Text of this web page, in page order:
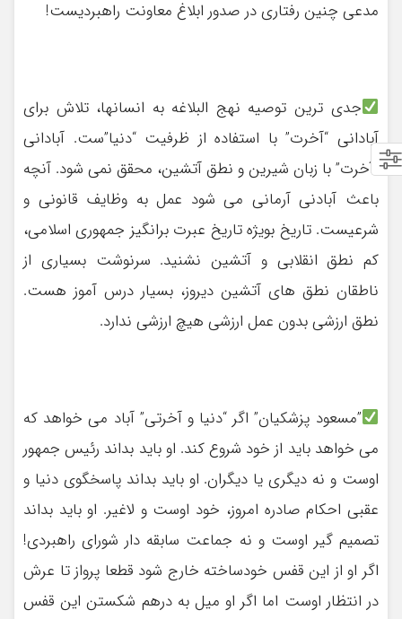
مدعی چنین رفتاری در صدور ابلاغ معاونت راهبردیست!
جدی ترین توصیه نهج البلاغه به انسانها، تلاش برای
آبادانی “آخرت” با استفاده از ظرفیت “دنیا”ست. آبادانی
“آخرت” با زبان شیرین و نطق آتشین، محقق نمی شود. آنچه
باعث آبادنی آرمانی می شود عمل به وظایف قانونی و
شرعیست. تاریخ بویژه تاریخ عبرت برانگیز جمهوری اسلامی،
کم نطق انقلابی و آتشین نشنید. سرنوشت بسیاری از
ناطقان نطق های آتشین دیروز، بسیار درس آموز هست.
نطق ارزشی بدون عمل ارزشی هیچ ارزشی ندارد.
”مسعود پزشکیان” اگر “دنیا و آخرتی” آباد می خواهد که
می خواهد باید از خود شروع کند. او باید بداند رئیس جمهور
اوست و نه دیگری یا دیگران. او باید بداند پاسخگوی دنیا و
عقبی احکام صادره امروز، خود اوست و لاغیر. او باید بداند
تصمیم گیر اوست و نه جماعت سابقه دار شورای راهبردی!
اگر او از این قفس خودساخته خارج شود قطعا پرواز تا عرش
در انتظار اوست اما اگر او میل به درهم شکستن این قفس